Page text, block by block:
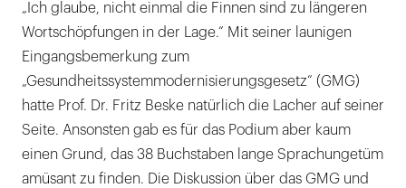
„Ich glaube, nicht einmal die Finnen sind zu längeren
Wortschöpfungen in der Lage.“ Mit seiner launigen
Eingangsbemerkung zum
„Gesundheitssystemmodernisierungsgesetz“ (GMG)
hatte Prof. Dr. Fritz Beske natürlich die Lacher auf seiner
Seite. Ansonsten gab es für das Podium aber kaum
einen Grund, das 38 Buchstaben lange Sprachungetüm
amüsant zu finden. Die Diskussion über das GMG und